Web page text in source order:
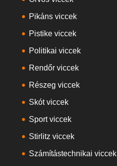
Pikáns viccek
Pistike viccek
Politikai viccek
Rendőr viccek
Részeg viccek
Skót viccek
Sport viccek
Stirlitz viccek
Számítástechnikai viccek